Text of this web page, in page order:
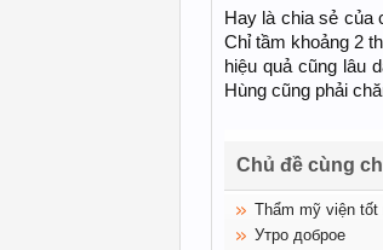
Hay là chia sẻ của
Chỉ tầm khoảng 2
hiệu quả cũng lâu
Hùng cũng phải
Chủ đề cùng
Thẩm mỹ viện tốt
Утро доброе